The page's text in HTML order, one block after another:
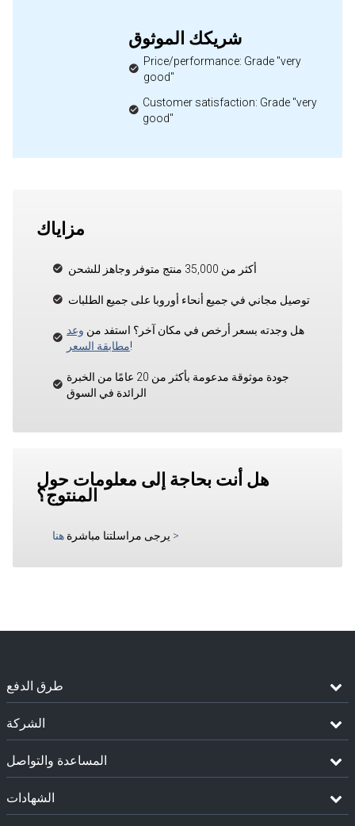
شريكك الموثوق
Price/performance: Grade "very
good"
Customer satisfaction: Grade "very
good"
مزاياك
أكثر من 35,000 منتج متوفر وجاهز للشحن
توصيل مجاني في جميع أنحاء أوروبا على جميع الطلبات
هل وجدته بسعر أرخص في مكان آخر؟ استفد من وعد
مطابقة السعر!
جودة موثوقة مدعومة بأكثر من 20 عامًا من الخبرة
الرائدة في السوق
هل أنت بحاجة إلى معلومات حول
المنتوج؟
يرجى مراسلتنا مباشرة هنا >
طرق الدفع
الشركة
المساعدة والتواصل
الشهادات